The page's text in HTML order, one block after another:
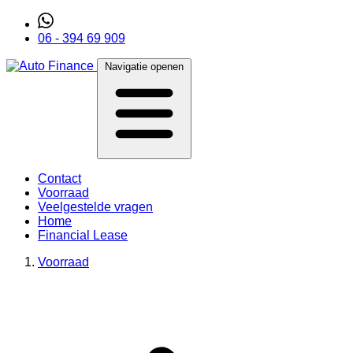
06 - 394 69 909
Navigatie openen
Contact
Voorraad
Veelgestelde vragen
Home
Financial Lease
Voorraad